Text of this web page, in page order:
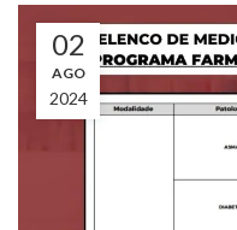
02
AGO
2024